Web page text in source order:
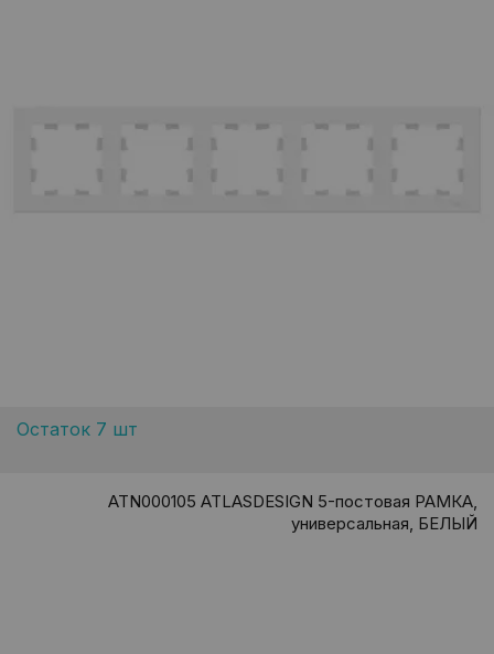
Остаток 7 шт
ATN000105 ATLASDESIGN 5-постовая РАМКА,
универсальная, БЕЛЫЙ